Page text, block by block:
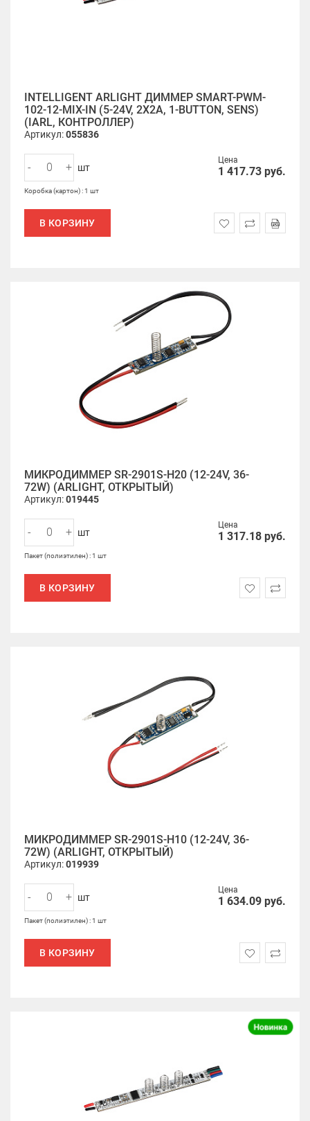
INTELLIGENT ARLIGHT ДИММЕР SMART-PWM-
102-12-MIX-IN (5-24V, 2X2A, 1-BUTTON, SENS)
(IARL, КОНТРОЛЛЕР)
Артикул:055836
Цена
1 417.73 руб.
- + шт
Коробка (картон) : 1 шт
В КОРЗИНУ
МИКРОДИММЕР SR-2901S-H20 (12-24V, 36-
72W) (ARLIGHT, ОТКРЫТЫЙ)
Артикул:019445
Цена
1 317.18 руб.
- + шт
Пакет (полиэтилен) : 1 шт
В КОРЗИНУ
МИКРОДИММЕР SR-2901S-H10 (12-24V, 36-
72W) (ARLIGHT, ОТКРЫТЫЙ)
Артикул:019939
Цена
1 634.09 руб.
- + шт
Пакет (полиэтилен) : 1 шт
В КОРЗИНУ